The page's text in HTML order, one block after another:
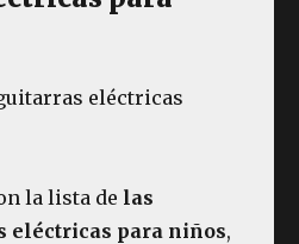
la lista de las
eléctricas para niños,